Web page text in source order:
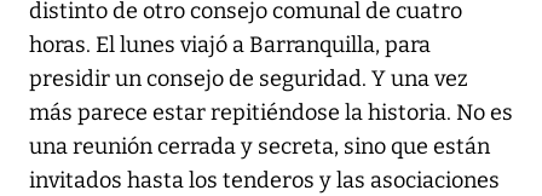
distinto de otro consejo comunal de cuatro
horas. El lunes viajó a Barranquilla, para
presidir un consejo de seguridad. Y una vez
más parece estar repitiéndose la historia. No es
una reunión cerrada y secreta, sino que están
invitados hasta los tenderos y las asociaciones